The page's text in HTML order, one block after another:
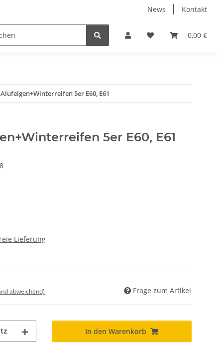
News Kontakt
0,00 €
% Restposten % Zentrierringe
5er E60, E61
5er E60, E61
Lieferung
abweichend) Frage zum Artikel
In den Warenkorb